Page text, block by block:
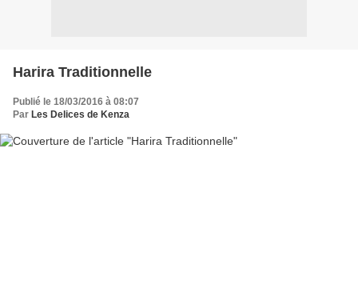
Harira Traditionnelle
Publié le 18/03/2016 à 08:07
Par Les Delices de Kenza